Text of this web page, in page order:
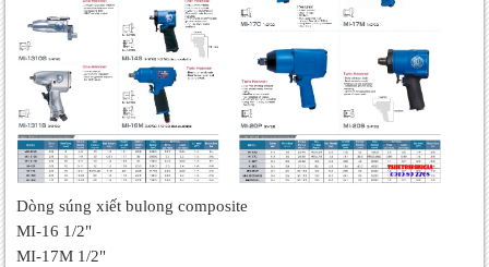
Dòng súng xiết bulong composite
MI-16 1/2"
MI-17M 1/2"